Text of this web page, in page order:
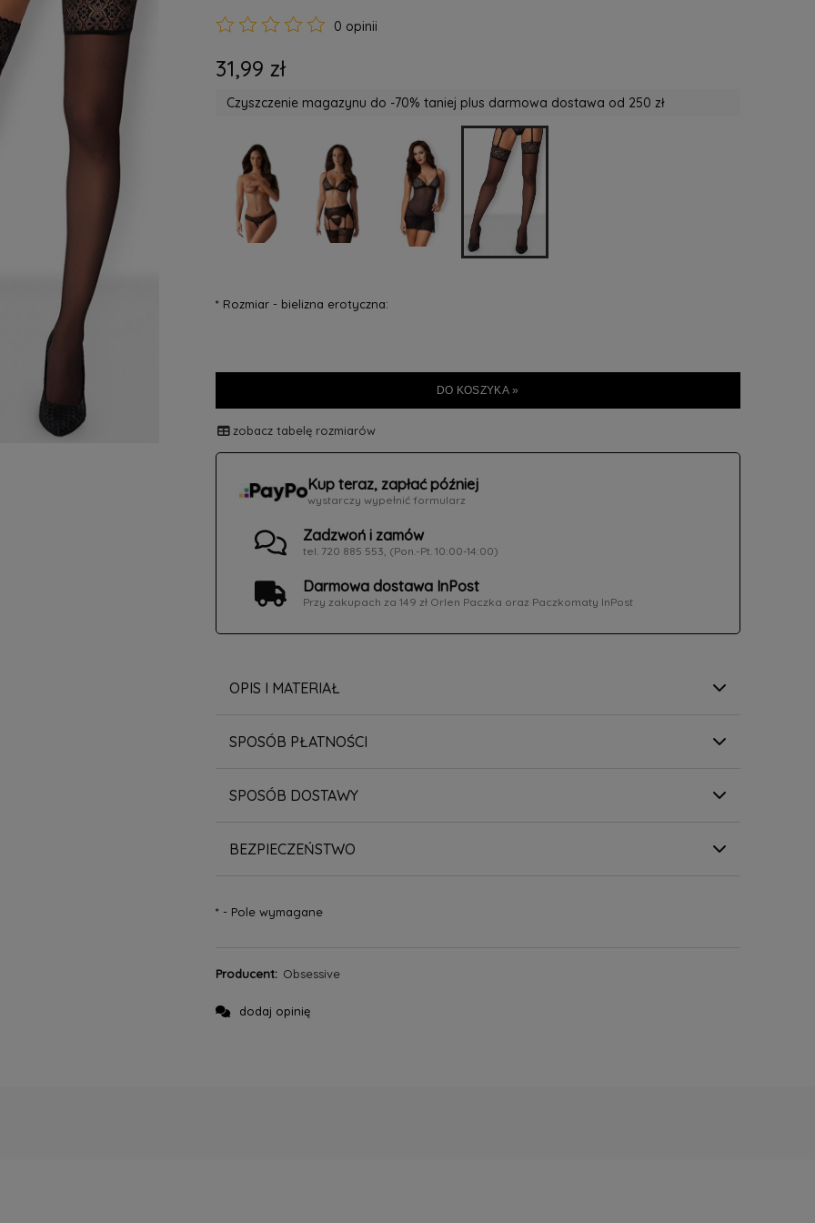
0 opinii
31,99 zł
Czyszczenie magazynu do -70% taniej plus darmowa dostawa od 250 zł
*Rozmiar - bielizna erotyczna:
DO KOSZYKA »
zobacz tabelę rozmiarów
Kup teraz, zapłać później
wystarczy wypełnić formularz
Zadzwoń i zamów
tel. 720 885 553, (Pon.-Pt. 10:00-14:00)
Darmowa dostawa InPost
Przy zakupach za 149 zł Orlen Paczka oraz Paczkomaty InPost
OPIS I MATERIAŁ
SPOSÓB PŁATNOŚCI
SPOSÓB DOSTAWY
BEZPIECZEŃSTWO
*- Pole wymagane
Producent: Obsessive
dodaj opinię